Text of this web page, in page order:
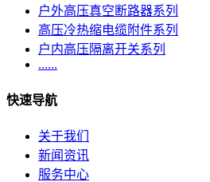
户外高压真空断路器系列
高压冷热缩电缆附件系列
户内高压隔离开关系列
......
快速导航
关于我们
新闻资讯
服务中心